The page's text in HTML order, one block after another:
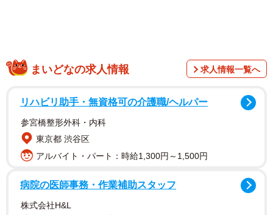
Twitterで情報提供を呼びかけるも…
8月の暑い日、新幸さんが窓を開け網戸にしていると、長明
は気付き、慌てて長明くん追いかけます。けれど、これが
いけなかった。長明くんはビックリして家の敷地外へ駆け
まいどなの求人情報 求人情報一覧へ
リハビリ助手・無資格可の介護職/ヘルパー
参宮橋整形外科・内科
東京都 渋谷区
アルバイト・パート：時給1,300円～1,500円
病院の医師事務・作業補助スタッフ
株式会社H&L